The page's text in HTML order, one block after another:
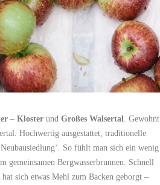
– Kloster und Großes Walsertal. Gewohnt
Hochwertig ausgestattet, traditionelle
So fühlt man sich ein wenig
gemeinsamen Bergwasserbrunnen. Schnell
sich etwas Mehl zum Backen geborgt –